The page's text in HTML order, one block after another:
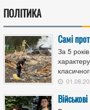
ПОЛІТИКА
Самі
За 5 років